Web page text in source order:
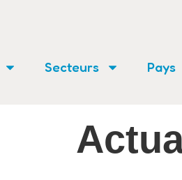
Secteurs Pays